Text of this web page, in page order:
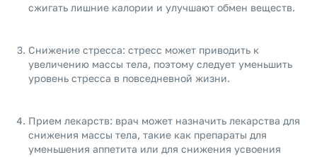
сжигать лишние калории и улучшают обмен веществ.
Снижение стресса: стресс может приводить к
увеличению массы тела, поэтому следует уменьшить
уровень стресса в повседневной жизни.
Прием лекарств: врач может назначить лекарства для
снижения массы тела, такие как препараты для
уменьшения аппетита или для снижения усвоения